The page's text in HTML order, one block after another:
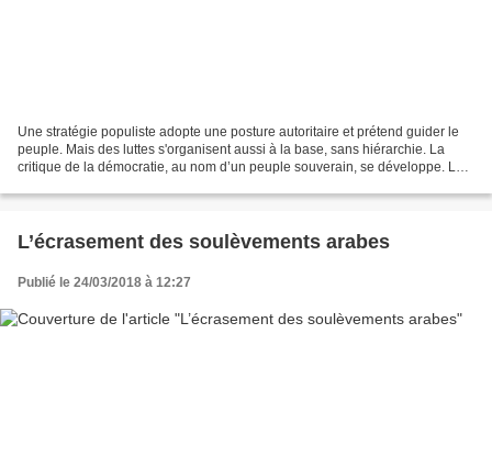
Une stratégie populiste adopte une posture autoritaire et prétend guider le
peuple. Mais des luttes s'organisent aussi à la base, sans hiérarchie. La
critique de la démocratie, au nom d’un peuple souverain, se développe. La
L’écrasement des soulèvements arabes
Publié le 24/03/2018 à 12:27